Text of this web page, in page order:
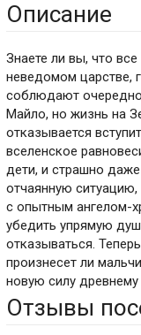
Описание
Знаете ли вы, что
неведомом царстве,
соблюдают
Майло, но жизнь на
отказывается
вселенское
дети, и страшно
отчаянную
с опытным ангелом-
убедить упрямую
отказываться.
произнесет ли
новую силу
Отзывы